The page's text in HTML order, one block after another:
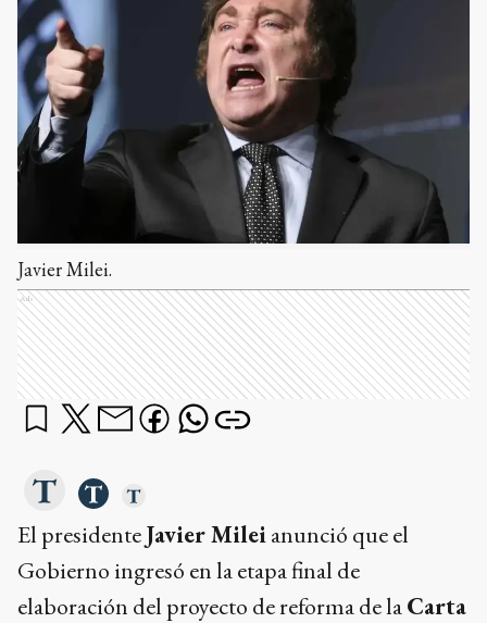
Javier Milei.
Ads
El presidenteJavier Mileianunció que el
Gobierno ingresó en la etapa final de
elaboración del proyecto de reforma de laCarta